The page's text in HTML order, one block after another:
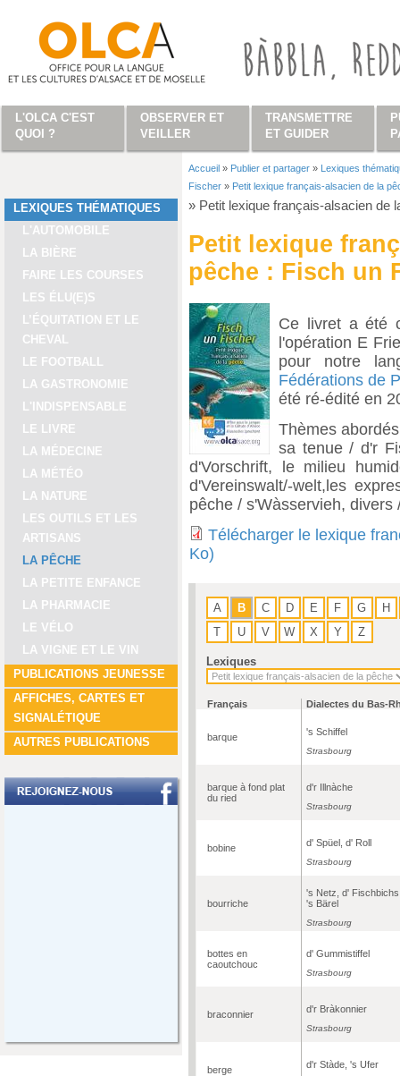
LEXIQUES THÉMATIQUES
L'AUTOMOBILE
LA BIÈRE
FAIRE LES COURSES
LES ÉLU(E)S
L’ÉQUITATION ET LE
CHEVAL
LE FOOTBALL
LA GASTRONOMIE
L'INDISPENSABLE
LE LIVRE
LA MÉDECINE
LA MÉTÉO
LA NATURE
LES OUTILS ET LES
ARTISANS
LA PÊCHE
LA PETITE ENFANCE
LA PHARMACIE
LE VÉLO
LA VIGNE ET LE VIN
PUBLICATIONS JEUNESSE
AFFICHES, CARTES ET
SIGNALÉTIQUE
AUTRES PUBLICATIONS
Vous êtes ici
Accueil » Publier et partager » Lexiques
Fischer » Petit lexique français-alsacien de la
» Petit lexique français-alsacien de
Petit lexique
pêche : Fisch un
Ce livret a été
l'opération E
pour notre
Fédérations de
été ré-édité en
Thèmes
sa tenue / d'r
d'Vorschrift, le milieu
d'Vereinswalt/-welt,les
pêche / s'Wàsservieh, divers
Télécharger le lexique
Ko)
A B C D E F G
H
T
U V W X Y Z
Lexiques
Français Dialectes du Bas-
barque 's Schiffel
Strasbourg
barque à fond plat
du ried
d'r Illnàche
Strasbourg
bobine d' Spüel, d' Roll
Strasbourg
bourriche
's Netz, d'
's Bärel
Strasbourg
bottes en
caoutchouc
d' Gummistiffel
Strasbourg
braconnier d'r Bràkonnier
Strasbourg
berge d'r Stàde, 's Ufer
L'OLCA C'EST
QUOI ?
OBSERVER ET
VEILLER
TRANSMETTRE
ET GUIDER